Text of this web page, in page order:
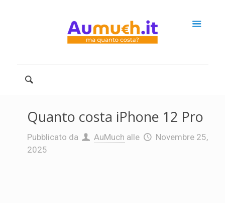
Quanto costa iPhone 12 Pro
Pubblicato da AuMuch alle
Novembre 25,
2025